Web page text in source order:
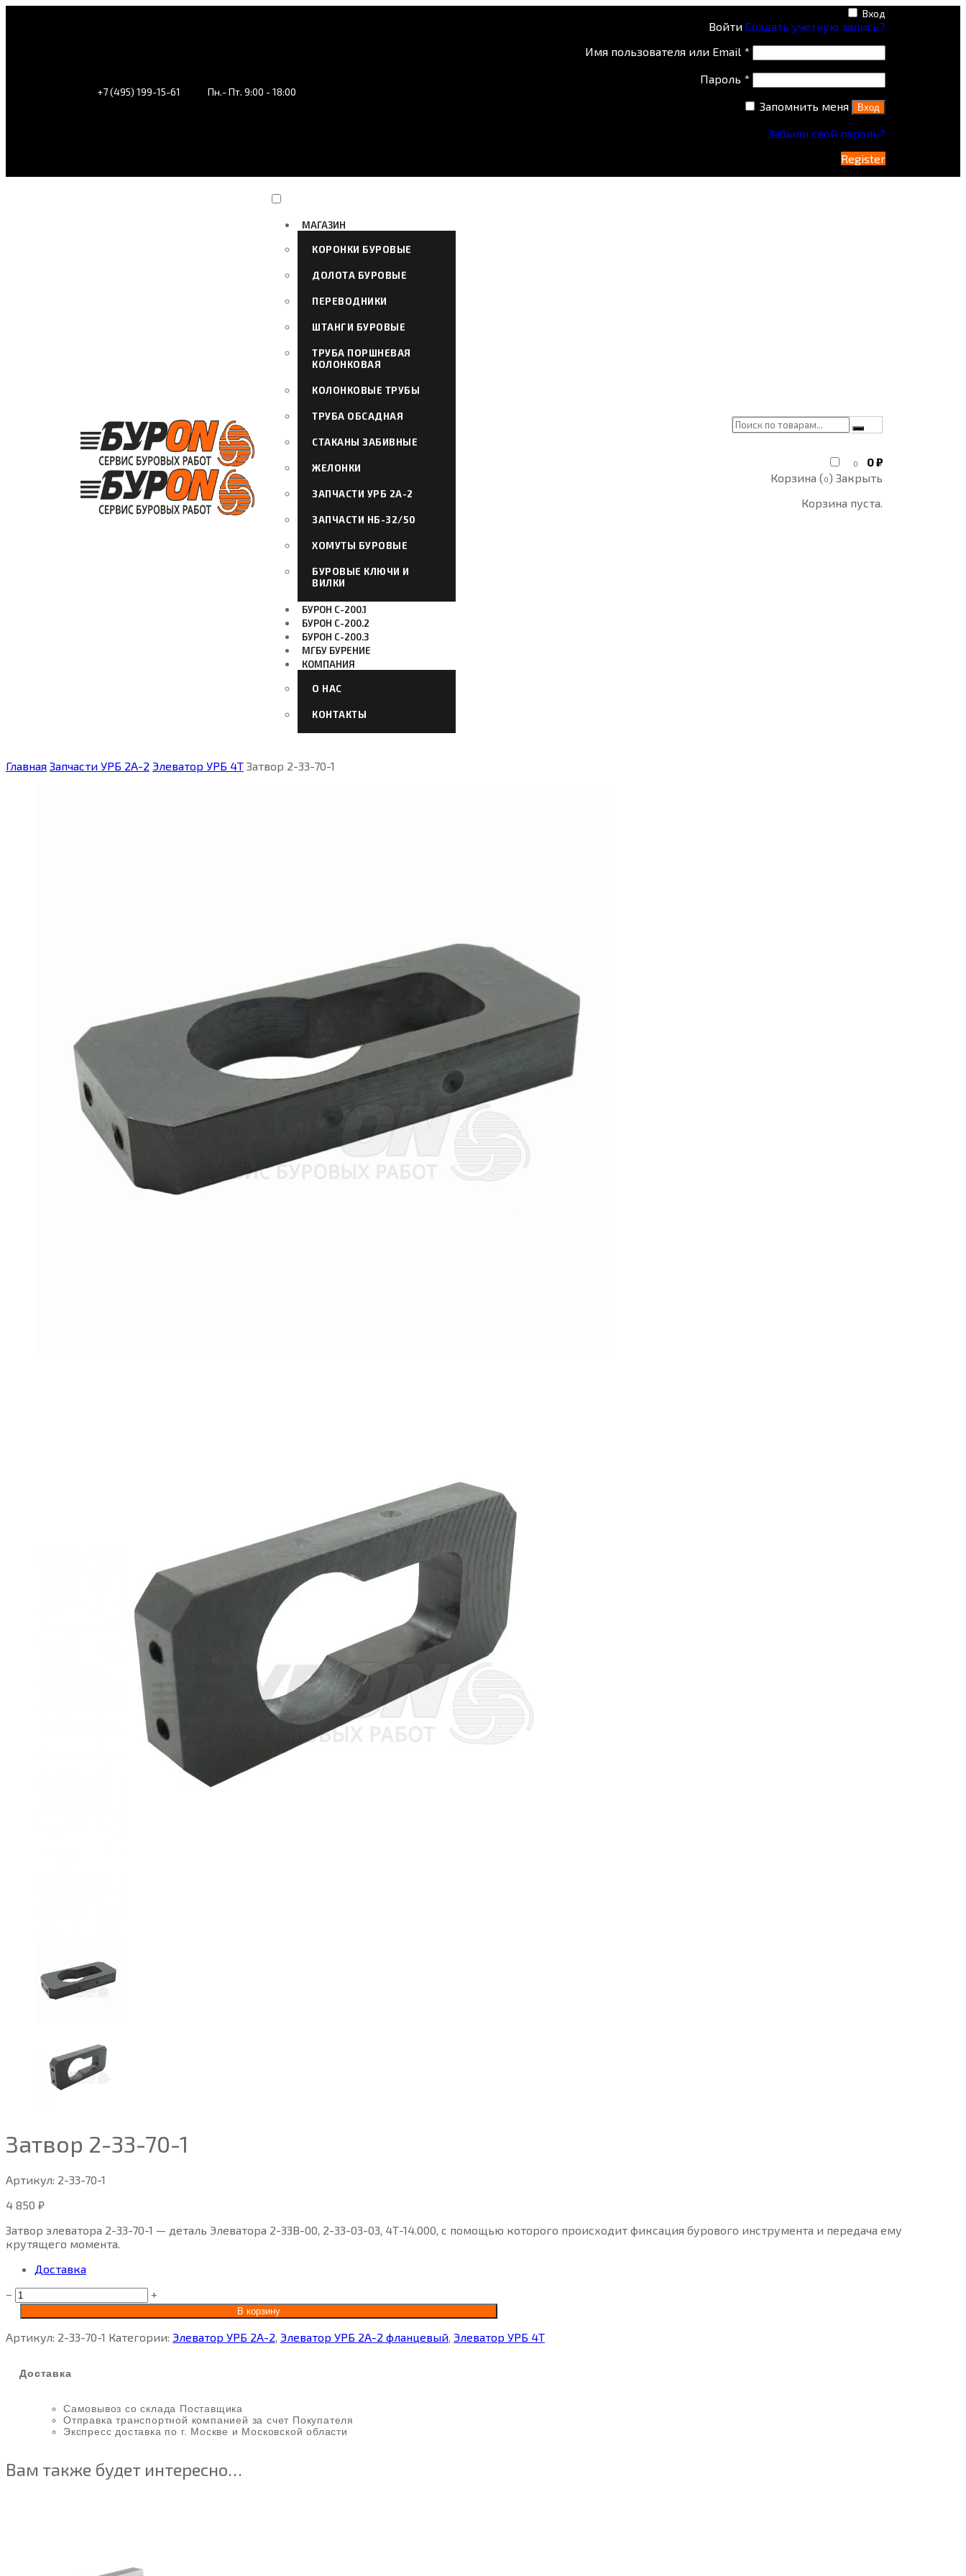
+7 (495) 199-15-61 Пн.- Пт. 9:00 - 18:00
Вход
Войти Создать учётную запись?
Имя пользователя или Email *
Пароль *
Запомнить меня
Вход
Забыли свой пароль?
Register
МАГАЗИН
КОРОНКИ БУРОВЫЕ
ДОЛОТА БУРОВЫЕ
ПЕРЕВОДНИКИ
ШТАНГИ БУРОВЫЕ
ТРУБА ПОРШНЕВАЯ
КОЛОНКОВАЯ
КОЛОНКОВЫЕ ТРУБЫ
ТРУБА ОБСАДНАЯ
СТАКАНЫ ЗАБИВНЫЕ
ЖЕЛОНКИ
ЗАПЧАСТИ УРБ 2А-2
ЗАПЧАСТИ НБ-32/50
ХОМУТЫ БУРОВЫЕ
БУРОВЫЕ КЛЮЧИ И
ВИЛКИ
БУРОН С-200.1
БУРОН С-200.2
БУРОН С-200.3
МГБУ БУРЕНИЕ
КОМПАНИЯ
О НАС
КОНТАКТЫ
0 0₽
Корзина (0)Закрыть
Корзина пуста.
Главная Запчасти УРБ 2А-2 Элеватор УРБ 4Т Затвор 2-33-70-1
Затвор 2-33-70-1
Артикул: 2-33-70-1
4 850 ₽
Затвор элеватора 2-33-70-1 — деталь Элеватора 2-33В-00, 2-33-03-03, 4Т-14.000, с помощью которого происходит фиксация бурового инструмента и передача ему
крутящего момента.
Доставка
−
+
В корзину
Артикул: 2-33-70-1 Категории: Элеватор УРБ 2А-2, Элеватор УРБ 2А-2 фланцевый, Элеватор УРБ 4Т
Доставка
Самовывоз со склада Поставщика
Отправка транспортной компанией за счет Покупателя
Экспресс доставка по г. Москве и Московской области
Вам также будет интересно…